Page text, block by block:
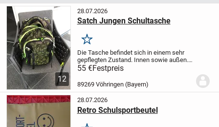
12
28.07.2026
Satch Jungen Schultasche
Merken
Die Tasche befindet sich in einem sehr
gepflegten Zustand. Innen sowie außen.
Die Farbe ist eher kräftig. Leider
bekomme ich sie nicht so gut auf den
Fotos. Es fehlt eine Schnalle am unteren...
55 €Festpreis
89269 Vöhringen (Bayern)
28.07.2026
Retro Schulsportbeutel